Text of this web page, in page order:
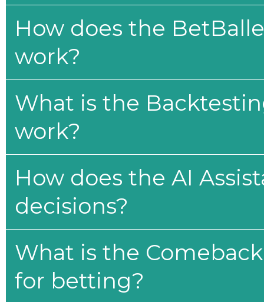
How does the
work?
What is the
work?
How does the AI
decisions?
What is the
for betting?